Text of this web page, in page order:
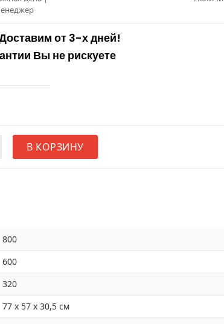
от 3-х дней!
Вы не рискуете
В КОРЗИНУ
800
600
320
77 x 57 x 30,5 см